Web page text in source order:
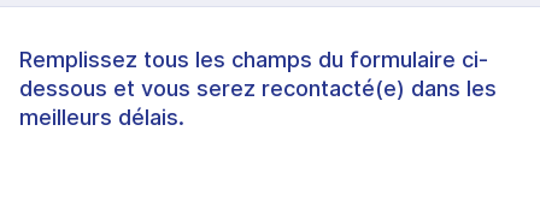
Remplissez tous les champs du formulaire ci-
dessous et vous serez recontacté(e) dans les
meilleurs délais.